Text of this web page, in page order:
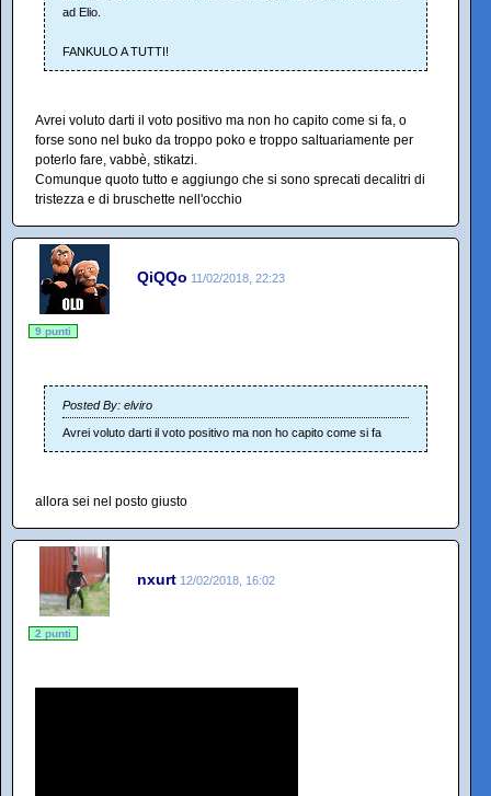
ad Elio.
FANKULO A TUTTI!
Avrei voluto darti il voto positivo ma non ho capito come si fa, o
forse sono nel buko da troppo poko e troppo saltuariamente per
poterlo fare, vabbè, stikatzi.
Comunque quoto tutto e aggiungo che si sono sprecati decalitri di
tristezza e di bruschette nell'occhio
QiQQo 11/02/2018, 22:23
9 punti
Posted By: elviro
Avrei voluto darti il voto positivo ma non ho capito come si fa
allora sei nel posto giusto
nxurt 12/02/2018, 16:02
2 punti